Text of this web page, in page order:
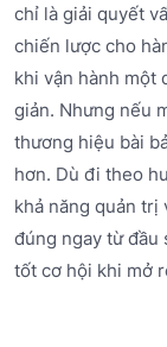
chỉ là giải quyết
chiến lược cho
khi vận hành một
giản. Nhưng nếu
thương hiệu bài
hơn. Dù đi theo
khả năng quản trị
đúng ngay từ đầu
tốt cơ hội khi mở